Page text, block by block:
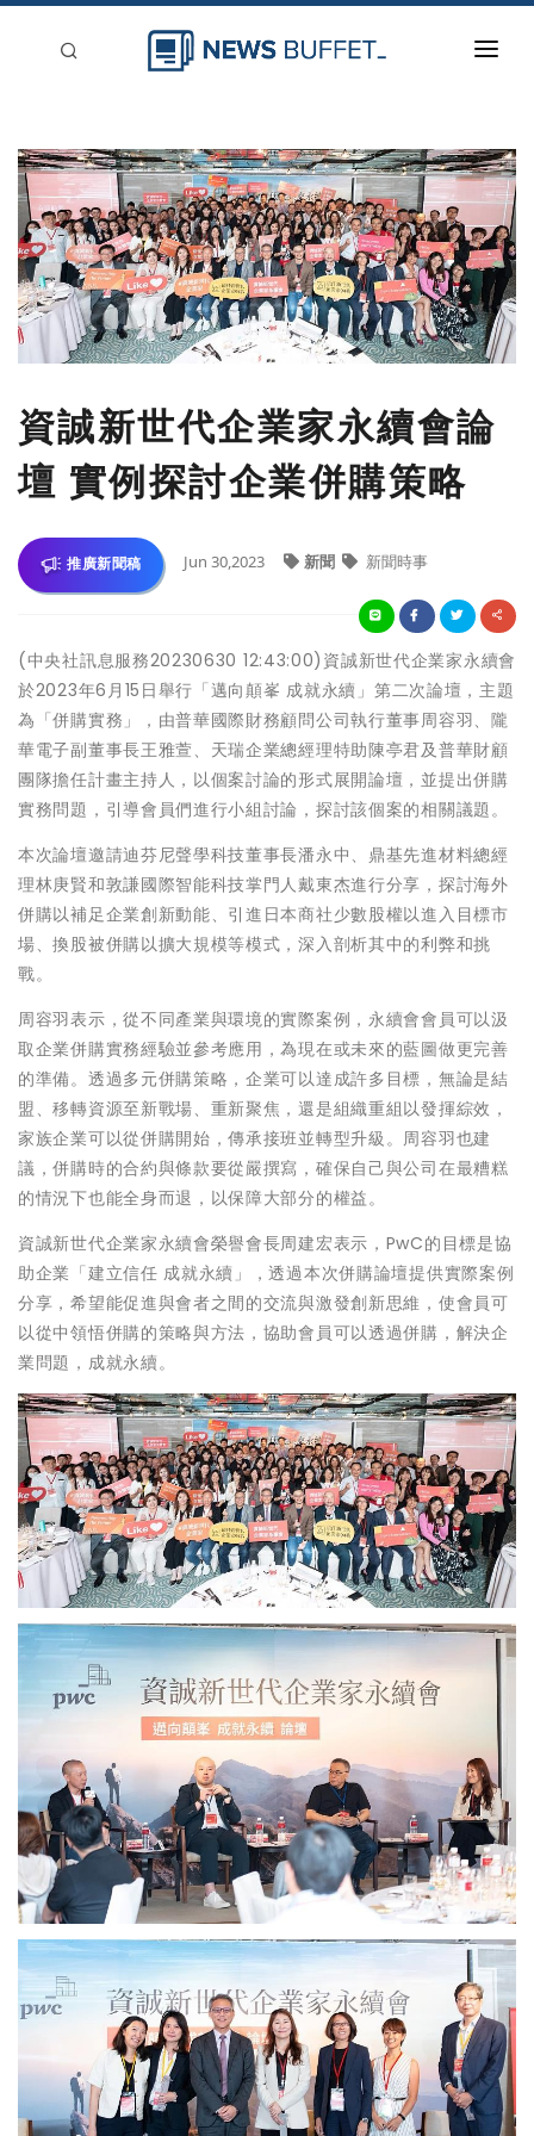
新聞稿分類
登入
刊登
資誠新世代企業家永續會論
壇 實例探討企業併購策略
推廣新聞稿 Jun 30,2023 新聞 新聞時事
(中央社訊息服務20230630 12:43:00)資誠新世代企業家永續會
於2023年6月15日舉行「邁向顛峯 成就永續」第二次論壇，主題
為「併購實務」，由普華國際財務顧問公司執行董事周容羽、隴
華電子副董事長王雅萱、天瑞企業總經理特助陳亭君及普華財顧
團隊擔任計畫主持人，以個案討論的形式展開論壇，並提出併購
實務問題，引導會員們進行小組討論，探討該個案的相關議題。
本次論壇邀請迪芬尼聲學科技董事長潘永中、鼎基先進材料總經
理林庚賢和敦謙國際智能科技掌門人戴東杰進行分享，探討海外
併購以補足企業創新動能、引進日本商社少數股權以進入目標市
場、換股被併購以擴大規模等模式，深入剖析其中的利弊和挑
戰。
周容羽表示，從不同產業與環境的實際案例，永續會會員可以汲
取企業併購實務經驗並參考應用，為現在或未來的藍圖做更完善
的準備。透過多元併購策略，企業可以達成許多目標，無論是結
盟、移轉資源至新戰場、重新聚焦，還是組織重組以發揮綜效，
家族企業可以從併購開始，傳承接班並轉型升級。周容羽也建
議，併購時的合約與條款要從嚴撰寫，確保自己與公司在最糟糕
的情況下也能全身而退，以保障大部分的權益。
資誠新世代企業家永續會榮譽會長周建宏表示，PwC的目標是協
助企業「建立信任 成就永續」，透過本次併購論壇提供實際案例
分享，希望能促進與會者之間的交流與激發創新思維，使會員可
以從中領悟併購的策略與方法，協助會員可以透過併購，解決企
業問題，成就永續。